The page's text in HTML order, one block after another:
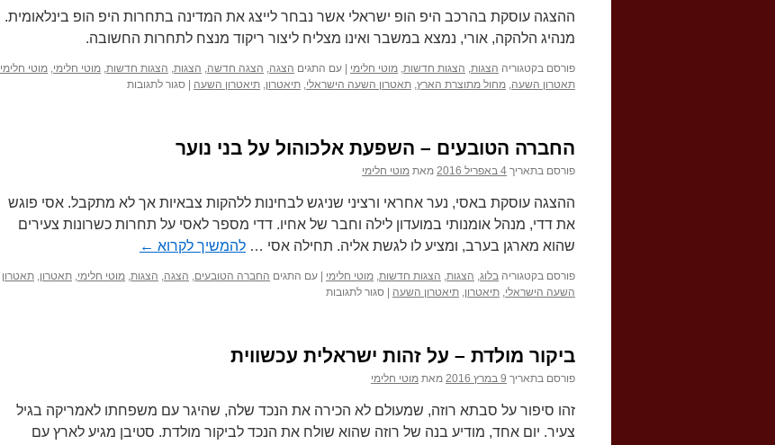
ההצגה עוסקת בהרכב היפ הופ ישראלי אשר נבחר לייצג את המדינה בתחרות היפ הופ בינלאומית.
מנהיג הלהקה, אורי, נמצא במשבר ואינו מצליח ליצור ריקוד מנצח לתחרות החשובה.
פורסם בקטגוריה הצגות, הצגות חדשות, מוטי חלימי עם התגים הצגה, הצגה חדשה, הצגות, הצגות חדשות, מוטי חלימי, מוטי חלימי
תאטרון השעה, מחול מתוצרת הארץ, תאטרון השעה הישראלי, תיאטרון, תיאטרון השעה סגור לתגובותעל
בין
ריקוד
החברה הטובעים – השפעת אלכוהול על בני נוער
פורסם בתאריך 4 באפריל 2016 מאת מוטי חלימי
ההצגה עוסקת באסי, נער אחראי ורציני שניגש לבחינות ללהקות צבאיות אך לא מתקבל. אסי פוגש
את דדי, מנהל אומנותי במועדון לילה וחבר של אחיו. דדי מספר לאסי על תחרות כשרונות צעירים
שהוא מארגן בערב, ומציע לו לגשת אליה. תחילה אסי … להמשיך לקרוא ←
פורסם בקטגוריה בלוג, הצגות, הצגות חדשות, מוטי חלימי עם התגים החברה הטובעים, הצגה, הצגות, מוטי חלימי, תאטרון, תאטרון
השעה הישראלי, תיאטרון, תיאטרון השעה סגור לתגובותעל
השפעת
בני
ביקור מולדת – על זהות ישראלית עכשווית
פורסם בתאריך 9 במרץ 2016 מאת מוטי חלימי
זהו סיפור על סבתא רוזה, שמעולם לא הכירה את הנכד שלה, שהיגר עם משפחתו לאמריקה בגיל
צעיר. יום אחד, מודיע בנה של רוזה שהוא שולח את הנכד לביקור מולדת. סטיבן מגיע לארץ עם